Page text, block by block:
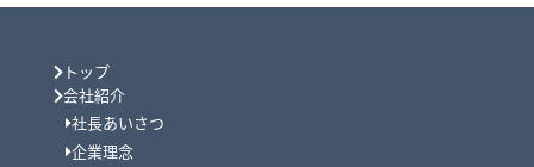
トップ
会社紹介
社長あいさつ
企業理念